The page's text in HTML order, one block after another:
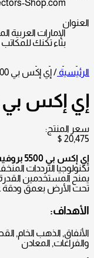
Shop.com
العنوان
الإمارات العربية
بناء تكنك للمكاتب
الرئيسية /إي إكس بي 5500 بروفيشنال
إي إكس بي 5500 بروفيشنال
سعر المنتج:
$ 20,475
إي إكس بي 5500 بروفيشنال
تكنولوجيا الترددات
يمنح المستخدمين
تحت الأرض بعمق ودقة
الأهداف:
الأنفاق, الذهب الخام,
والفراغات, المعادن